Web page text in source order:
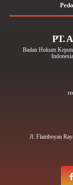
PT.
Badan Hukum
Jl. Flamboyan